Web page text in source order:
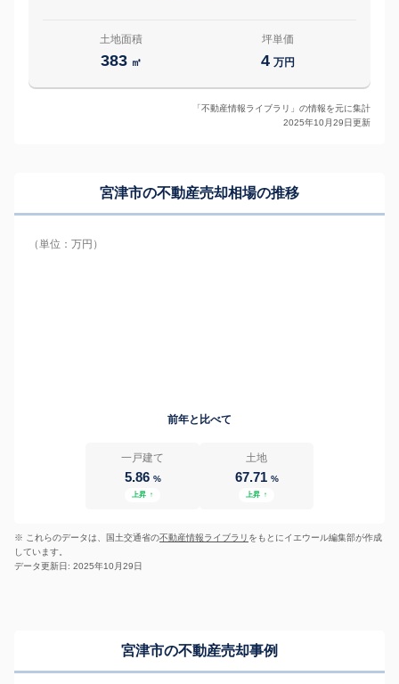
土地面積
383 ㎡
坪単価
4 万円
「不動産情報ライブラリ」の情報を元に集計
2025年10月29日更新
宮津市の不動産売却相場の推移
（単位：万円）
前年と比べて
一戸建て
5.86 %
上昇 ↑
土地
67.71 %
上昇 ↑
※ これらのデータは、国土交通省の不動産情報ライブラリ をもとにイエウール編集部が作成
しています。
データ更新日: 2025年10月29日
宮津市の不動産売却事例